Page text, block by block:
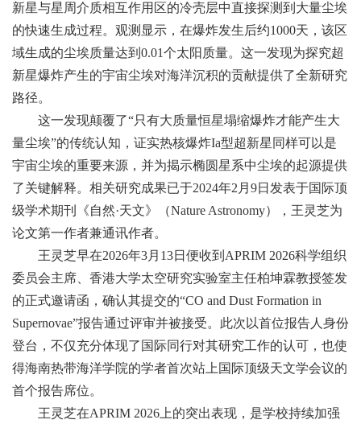
新星与星周介质相互作用区的冷壳层中直接探测到大量尘埃
的快速生成过程。观测显示，在爆炸发生后约1000天，该区
域生成的尘埃质量达到0.01个太阳质量。这一发现为探究超
新星爆炸产生的宇宙尘埃对海洋沉积的贡献提供了全新研究
路径。
这一发现颠覆了“只有大质量恒星塌缩爆炸才能产生大
量尘埃”的传统认知，证实热核爆炸Ia型超新星同样可以是
宇宙尘埃的重要来源，并为揭示椭圆星系中尘埃的起源提供
了关键解释。相关研究成果已于2024年2月9日发表于国际顶
级学术期刊《自然·天文》（Nature Astronomy），王灵芝为
论文第一作者兼通讯作者。
王灵芝早在2026年3月13日便收到APRIM 2026科学组织
委员会主席、香港大学太空研究实验室主任柏坤霖教授签发
的正式邀请函，确认其提交的“CO and Dust Formation in
Supernovae”报告通过评审并被接受。此次以首位报告人身份
登台，不仅充分体现了国际同行对其研究工作的认可，也使
得海南热带海洋学院的学者首次站上国际顶级天文学会议的
首个报告席位。
王灵芝在APRIM 2026上的突出表现，是学校持续加强